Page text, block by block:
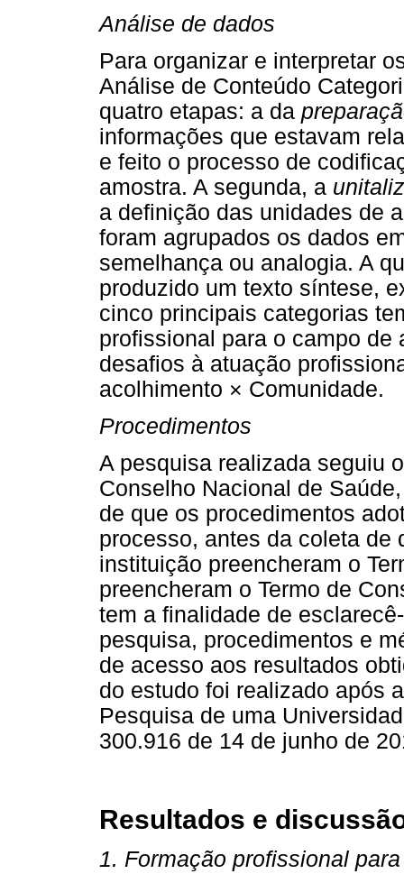
Análise de dados
Para organizar e interpretar
Análise de Conteúdo
quatro etapas: a da
informações que estavam
e feito o processo de
amostra. A segunda, a
a definição das unidades de
foram agrupados os dados
semelhança ou analogia. A
produzido um texto síntese,
cinco principais categorias
profissional para o campo
desafios à atuação
acolhimento × Comunidade.
Procedimentos
A pesquisa realizada seguiu
Conselho Nacional de
de que os procedimentos
processo, antes da coleta de
instituição preencheram o
preencheram o Termo de
tem a finalidade de
pesquisa, procedimentos e
de acesso aos resultados
do estudo foi realizado após
Pesquisa de uma
300.916 de 14 de junho de
Resultados e
1. Formação profissional